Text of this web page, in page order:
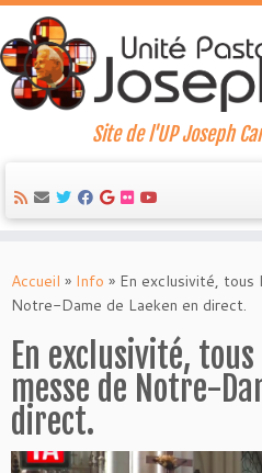
to
content
Site de l'UP Joseph
Accueil » Info » En exclusivité, tous
Notre-Dame de Laeken en direct.
En exclusivité,
messe de Notre-
direct.